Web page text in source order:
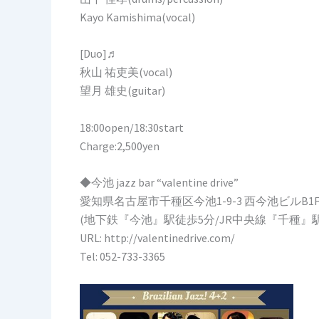
Kayo Kamishima(vocal)
[Duo]♬
秋山 祐吏美(vocal)
望月 雄史(guitar)
18:00open/18:30start
Charge:2,500yen
◆今池 jazz bar “valentine drive”
愛知県名古屋市千種区今池1-9-3 西今池ビルB1F
(地下鉄『今池』駅徒歩5分/JR中央線『千種』
URL: http://valentinedrive.com/
Tel: 052-733-3365